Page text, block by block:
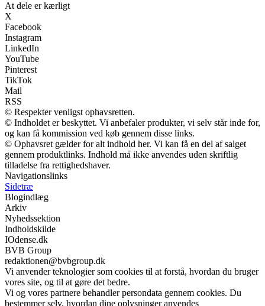
At dele er kærligt
X
Facebook
Instagram
LinkedIn
YouTube
Pinterest
TikTok
Mail
RSS
© Respekter venligst ophavsretten.
© Indholdet er beskyttet. Vi anbefaler produkter, vi selv står inde for,
og kan få kommission ved køb gennem disse links.
© Ophavsret gælder for alt indhold her. Vi kan få en del af salget
gennem produktlinks. Indhold må ikke anvendes uden skriftlig
tilladelse fra rettighedshaver.
Navigationslinks
Sidetræ
Blogindlæg
Arkiv
Nyhedssektion
Indholdskilde
IOdense.dk
BVB Group
redaktionen@bvbgroup.dk
Vi anvender teknologier som cookies til at forstå, hvordan du bruger
vores site, og til at gøre det bedre.
Vi og vores partnere behandler persondata gennem cookies. Du
bestemmer selv, hvordan dine oplysninger anvendes